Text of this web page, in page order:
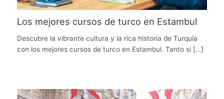
Los mejores cursos de turco en Estambul
Descubre la vibrante cultura y la rica historia de Turquía
con los mejores cursos de turco en Estambul. Tanto si […]